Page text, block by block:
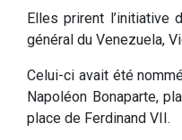
Elles prirent l’initiative
général du Venezuela,
Celui-ci avait été
Napoléon Bonaparte,
place de Ferdinand VII.